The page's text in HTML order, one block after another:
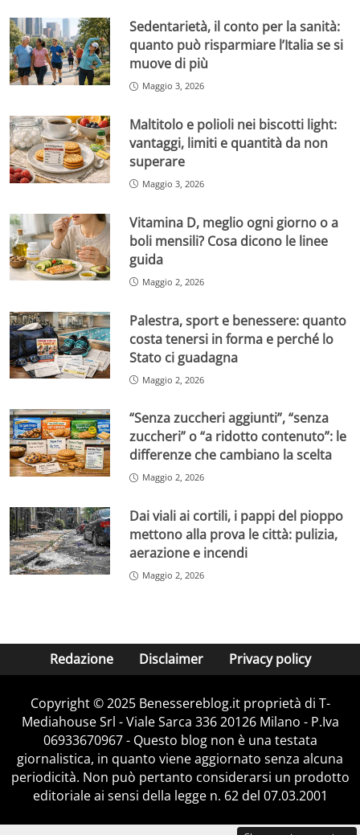
Sedentarietà, il conto per la sanità:
quanto può risparmiare l’Italia se si
muove di più
Maggio 3, 2026
Maltitolo e polioli nei biscotti light:
vantaggi, limiti e quantità da non
superare
Maggio 3, 2026
Vitamina D, meglio ogni giorno o a
boli mensili? Cosa dicono le linee
guida
Maggio 2, 2026
Palestra, sport e benessere: quanto
costa tenersi in forma e perché lo
Stato ci guadagna
Maggio 2, 2026
“Senza zuccheri aggiunti”, “senza
zuccheri” o “a ridotto contenuto”: le
differenze che cambiano la scelta
Maggio 2, 2026
Dai viali ai cortili, i pappi del pioppo
mettono alla prova le città: pulizia,
aerazione e incendi
Maggio 2, 2026
Redazione Disclaimer Privacy policy
Copyright © 2025 Benessereblog.it proprietà di T-
Mediahouse Srl - Viale Sarca 336 20126 Milano - P.Iva
06933670967 - Questo blog non è una testata
giornalistica, in quanto viene aggiornato senza alcuna
periodicità. Non può pertanto considerarsi un prodotto
editoriale ai sensi della legge n. 62 del 07.03.2001